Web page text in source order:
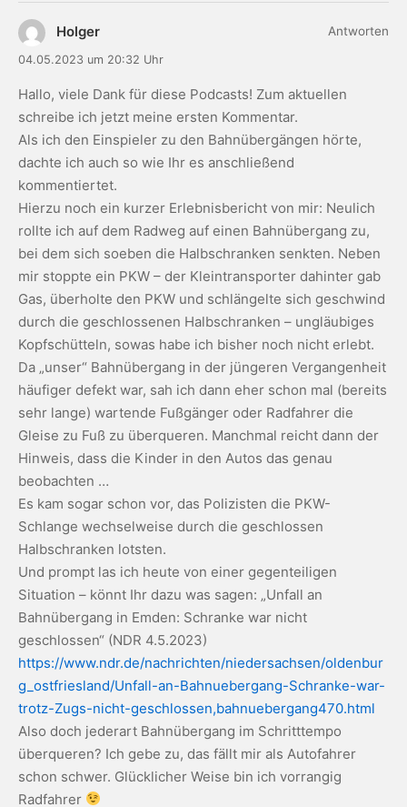
Holger
04.05.2023 um 20:32 Uhr
Hallo, viele Dank für diese Podcasts! Zum aktuellen
schreibe ich jetzt meine ersten Kommentar.
Als ich den Einspieler zu den Bahnübergängen hörte,
dachte ich auch so wie Ihr es anschließend
kommentiertet.
Hierzu noch ein kurzer Erlebnisbericht von mir: Neulich
rollte ich auf dem Radweg auf einen Bahnübergang zu,
bei dem sich soeben die Halbschranken senkten. Neben
mir stoppte ein PKW – der Kleintransporter dahinter gab
Gas, überholte den PKW und schlängelte sich geschwind
durch die geschlossenen Halbschranken – ungläubiges
Kopfschütteln, sowas habe ich bisher noch nicht erlebt.
Da „unser“ Bahnübergang in der jüngeren Vergangenheit
häufiger defekt war, sah ich dann eher schon mal (bereits
sehr lange) wartende Fußgänger oder Radfahrer die
Gleise zu Fuß zu überqueren. Manchmal reicht dann der
Hinweis, dass die Kinder in den Autos das genau
beobachten …
Es kam sogar schon vor, das Polizisten die PKW-
Schlange wechselweise durch die geschlossen
Halbschranken lotsten.
Und prompt las ich heute von einer gegenteiligen
Situation – könnt Ihr dazu was sagen: „Unfall an
Bahnübergang in Emden: Schranke war nicht
geschlossen“ (NDR 4.5.2023)
https://www.ndr.de/nachrichten/niedersachsen/oldenbur
g_ostfriesland/Unfall-an-Bahnuebergang-Schranke-war-
trotz-Zugs-nicht-geschlossen,bahnuebergang470.html
Also doch jederart Bahnübergang im Schritttempo
überqueren? Ich gebe zu, das fällt mir als Autofahrer
schon schwer. Glücklicher Weise bin ich vorrangig
Radfahrer
Antworten